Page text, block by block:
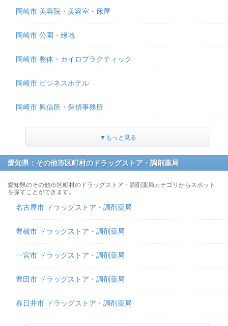
岡崎市 美容院・美容室・床屋
岡崎市 公園・緑地
岡崎市 整体・カイロプラクティック
岡崎市 ビジネスホテル
岡崎市 興信所・探偵事務所
▼もっと見る
愛知県：その他市区町村のドラッグストア・調剤薬局
愛知県のその他市区町村のドラッグストア・調剤薬局カテゴリからスポット
を探すことができます。
名古屋市 ドラッグストア・調剤薬局
豊橋市 ドラッグストア・調剤薬局
一宮市 ドラッグストア・調剤薬局
豊田市 ドラッグストア・調剤薬局
春日井市 ドラッグストア・調剤薬局